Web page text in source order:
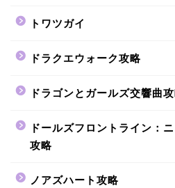
トワツガイ
ドラクエウォーク攻略
ドラゴンとガールズ交響曲
ドールズフロントライン：
攻略
ノアズハート攻略